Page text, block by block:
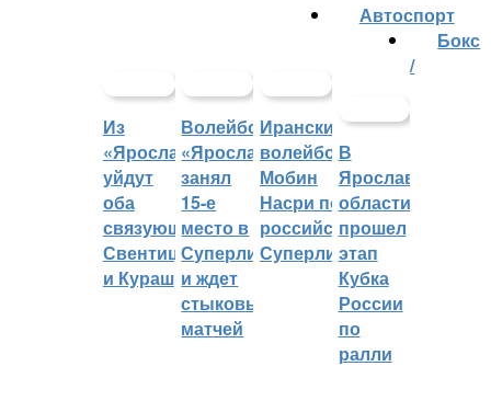
Из
«Ярославича»
уйдут
оба
связующих:
Свентицкис
и Кураш
Волейбольный
«Ярославич»
занял
15-е
место в
Суперлиге
и ждет
стыковых
матчей
Иранский
волейболист
Мобин
Насри покинет
российскую
Суперлигу
Автоспорт
В
Ярославской
области
прошел
этап
Кубка
России
по
ралли
Бокс
/